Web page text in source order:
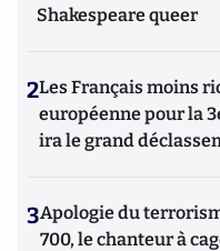
Shakespeare queer
2Les Français moins
européenne pour la
ira le grand
3Apologie du
700, le chanteur à